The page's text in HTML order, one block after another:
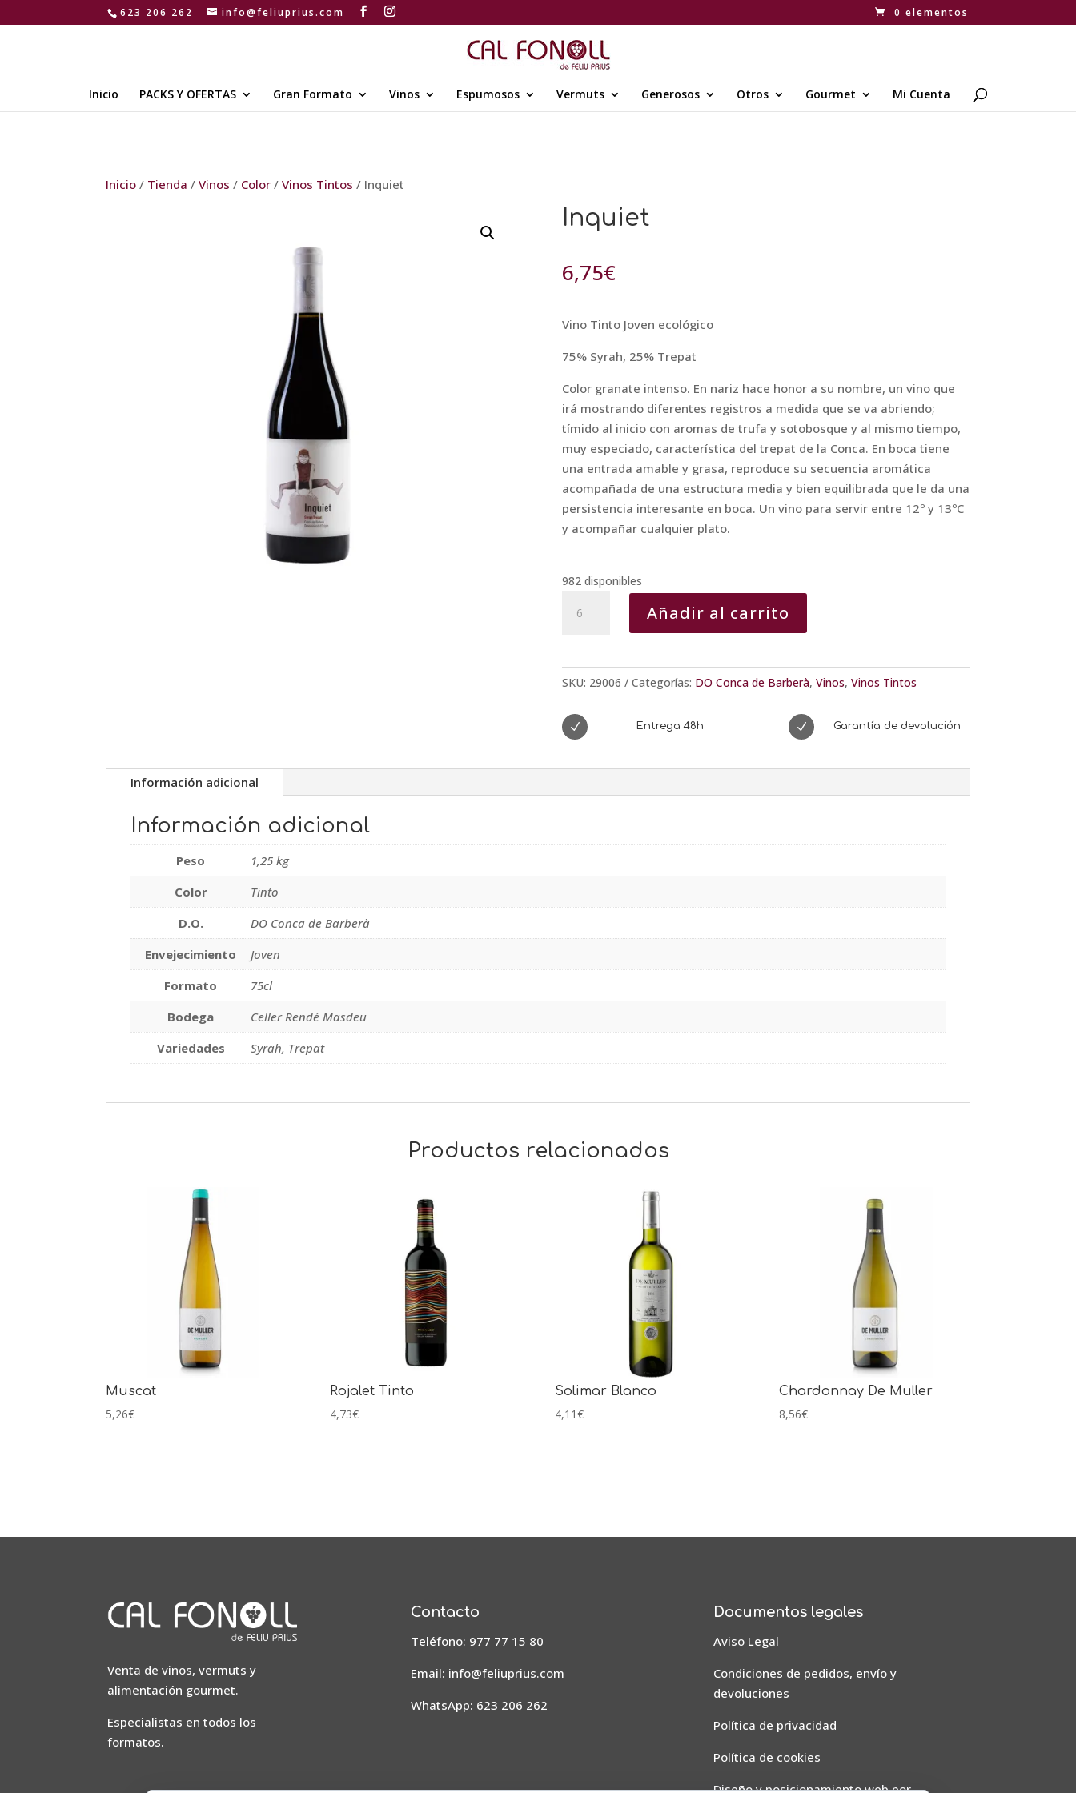
623 206 262 info@feliuprius.com 0 elementos
Inicio PACKS Y OFERTAS Gran Formato Vinos Espumosos Vermuts Generosos Otros Gourmet Mi Cuenta
Inicio / Tienda / Vinos / Color / Vinos Tintos / Inquiet
Inquiet
6,75€
Vino Tinto Joven ecológico
75% Syrah, 25% Trepat
Color granate intenso. En nariz hace honor a su nombre, un vino que
irá mostrando diferentes registros a medida que se va abriendo;
tímido al inicio con aromas de trufa y sotobosque y al mismo tiempo,
muy especiado, característica del trepat de la Conca. En boca tiene
una entrada amable y grasa, reproduce su secuencia aromática
acompañada de una estructura media y bien equilibrada que le da una
persistencia interesante en boca. Un vino para servir entre 12º y 13ºC
y acompañar cualquier plato.
982 disponibles
cantidad
Añadir al carrito
SKU: 29006 Categorías: DO Conca de Barberà, Vinos, Vinos Tintos
N Entrega 48h N Garantía de devolución
Información adicional
Información adicional
Peso
1,25 kg
Color
Tinto
D.O.
DO Conca de Barberà
Envejecimiento
Joven
Formato
75cl
Bodega
Celler Rendé Masdeu
Variedades
Syrah, Trepat
Productos relacionados
Muscat
5,26€
Rojalet Tinto
4,73€
Solimar Blanco
4,11€
Chardonnay De Muller
8,56€
Venta de vinos, vermuts y
alimentación gourmet.
Especialistas en todos los
formatos.
Contacto
Teléfono: 977 77 15 80
Email: info@feliuprius.com
WhatsApp: 623 206 262
Documentos legales
Aviso Legal
Condiciones de pedidos, envío y
devoluciones
Política de privacidad
Política de cookies
Diseño y posicionamiento web por